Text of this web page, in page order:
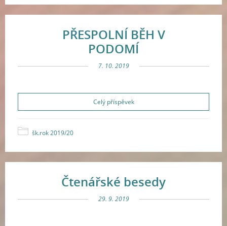
PŘESPOLNÍ BĚH V
PODOMÍ
7. 10. 2019
Celý příspěvek
šk.rok 2019/20
Čtenářské besedy
29. 9. 2019